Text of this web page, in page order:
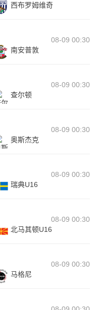
西布罗姆维奇
08-09 00:30
南安普敦
08-09 00:30
查尔顿
08-09 00:30
奥斯杰克
08-09 00:30
瑞典U16
08-09 00:30
北马其顿U16
08-09 00:30
马格尼